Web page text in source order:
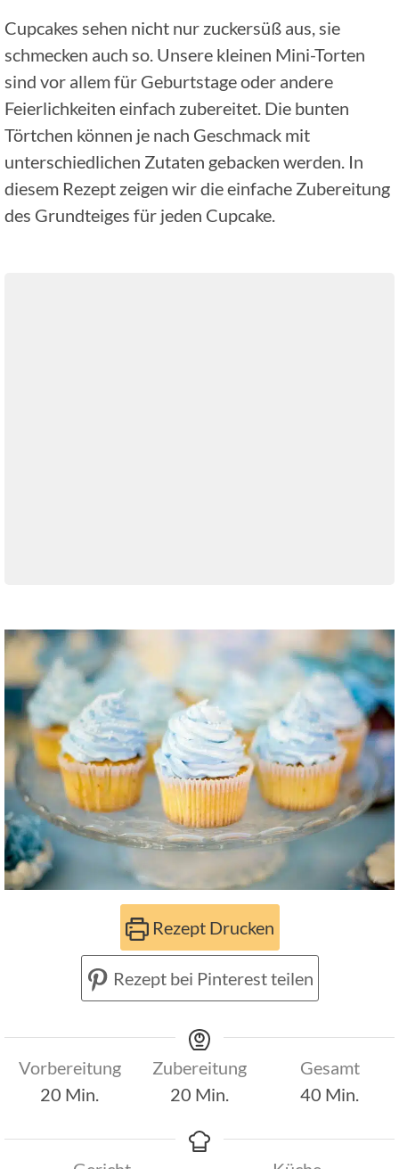
Cupcakes sehen nicht nur zuckersüß aus, sie
schmecken auch so. Unsere kleinen Mini-Torten
sind vor allem für Geburtstage oder andere
Feierlichkeiten einfach zubereitet. Die bunten
Törtchen können je nach Geschmack mit
unterschiedlichen Zutaten gebacken werden. In
diesem Rezept zeigen wir die einfache Zubereitung
des Grundteiges für jeden Cupcake.
Rezept Drucken
Rezept bei Pinterest teilen
Vorbereitung
20 Minuten
Min.
Zubereitung
20 Minuten
Min.
Gesamt
40 Minuten
Min.